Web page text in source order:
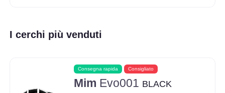
I cerchi più venduti
Consegna rapida Consigliato
Mim Evo001 BLACK